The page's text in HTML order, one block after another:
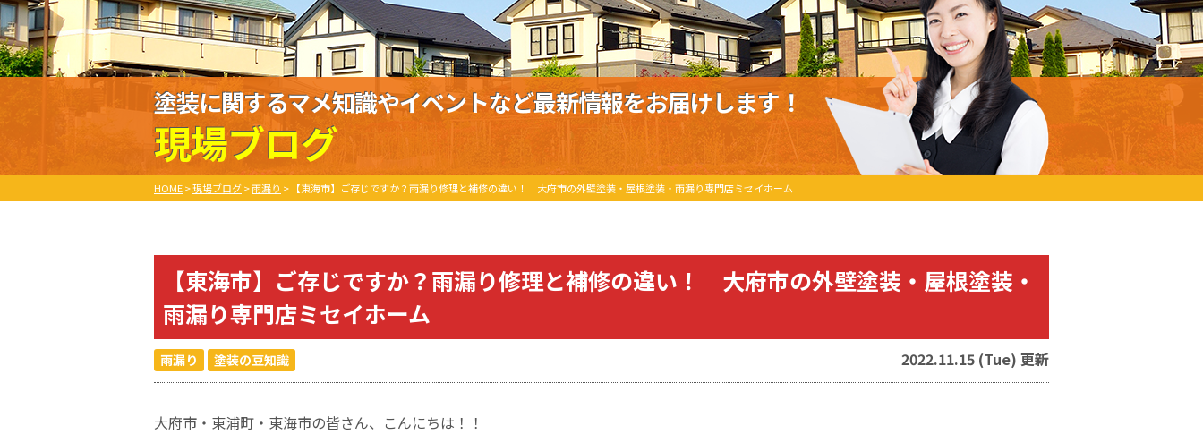
塗装に関するマメ知識やイベントなど最新情報をお届けします！
現場ブログ
HOME>現場ブログ>雨漏り > 【東海市】ご存じですか？雨漏り修理と補修の違い！ 大府市の外壁塗装・屋根塗装・雨漏り専門店ミセイホーム
【東海市】ご存じですか？雨漏り修理と補修の違い！ 大府市の外壁塗装・屋根塗装・
雨漏り専門店ミセイホーム
雨漏り 塗装の豆知識 2022.11.15 (Tue) 更新
大府市・東浦町・東海市の皆さん、こんにちは！！